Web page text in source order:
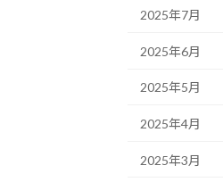
2025年7月
2025年6月
2025年5月
2025年4月
2025年3月